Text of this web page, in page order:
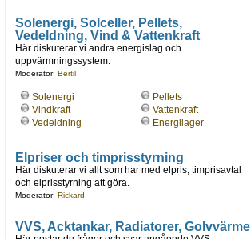
Solenergi, Solceller, Pellets,
Vedeldning, Vind & Vattenkraft
Här diskuterar vi andra energislag och
uppvärmningssystem.
Moderator: Bertil
Solenergi
Vindkraft
Vedeldning
Pellets
Vattenkraft
Energilager
Elpriser och timprisstyrning
Här diskuterar vi allt som har med elpris, timprisavtal
och elprisstyrning att göra.
Moderator: Rickard
VVS, Acktankar, Radiatorer, Golvvärme